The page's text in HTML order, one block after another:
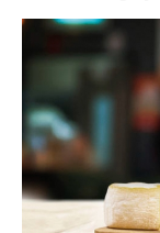
houden